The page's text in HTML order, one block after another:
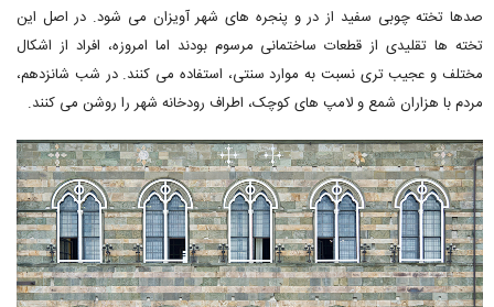
صدها تخته چوبی سفید از در و پنجره های شهر آویزان می شود. در اصل این
تخته ها تقلیدی از قطعات ساختمانی مرسوم بودند اما امروزه، افراد از اشکال
مختلف و عجیب تری نسبت به موارد سنتی، استفاده می کنند. در شب شانزدهم،
مردم با هزاران شمع و لامپ های کوچک، اطراف رودخانه شهر را روشن می کنند.